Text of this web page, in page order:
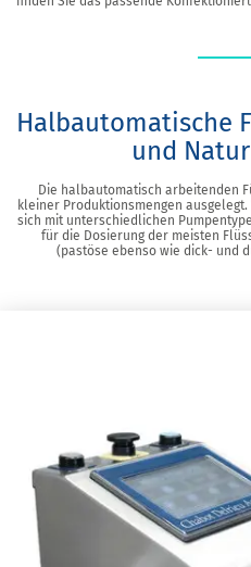
Halbautomatische
und
Die halbautomatisch arbeitenden
kleiner Produktionsmengen
sich mit unterschiedlichen
für die Dosierung der meisten
(pastöse ebenso wie dick- und